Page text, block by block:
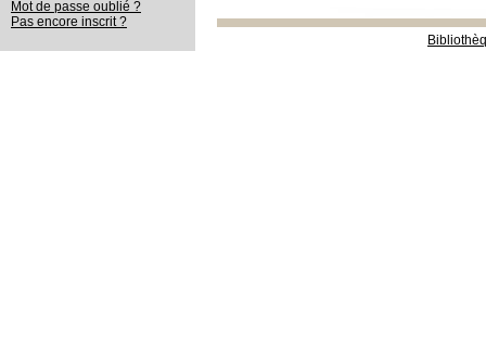
Mot de passe oublié ?
Pas encore inscrit ?